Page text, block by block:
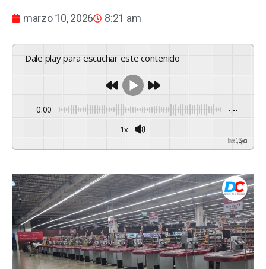
marzo 10, 2026 8:21 am
Dale play para escuchar este contenido
0:00 -:--
1x
GSpeech